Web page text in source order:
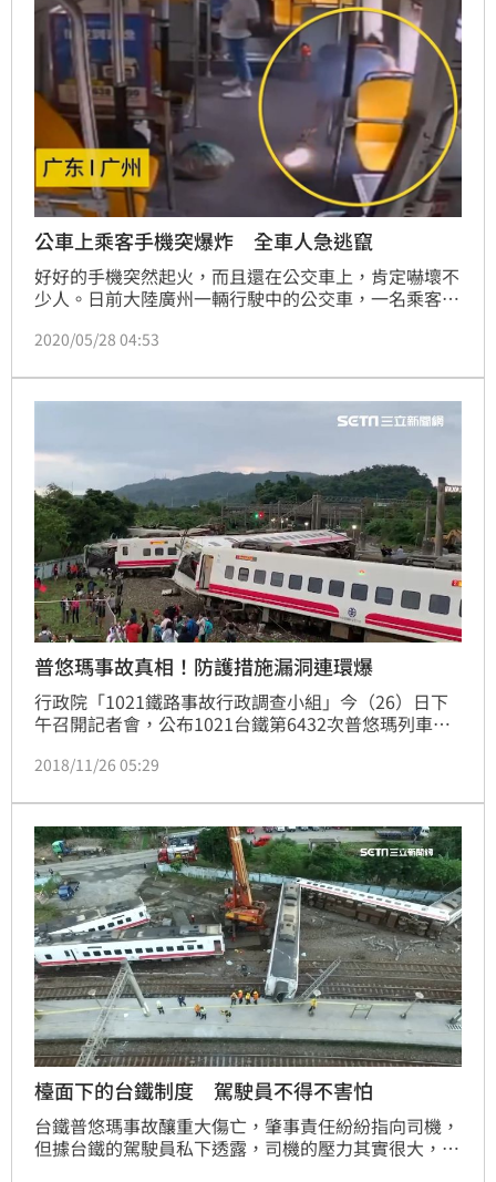
公車上乘客手機突爆炸 全車人急逃竄
好好的手機突然起火，而且還在公交車上，肯定嚇壞不
少人。日前大陸廣州一輛行駛中的公交車，一名乘客的
緊急停靠路邊疏散車上乘客，沒有人受傷。
2020/05/28 04:53
普悠瑪事故真相！防護措施漏洞連環爆
行政院「1021鐵路事故行政調查小組」今（26）日下
午召開記者會，公布1021台鐵第6432次普悠瑪列車新
涉及人員操作、作業程序、機械設備及組織管理等個別
洞，只要問題或異常發生之當下能夠有效處置，本次事
故就不會發生。
2018/11/26 05:29
檯面下的台鐵制度 駕駛員不得不害怕
台鐵普悠瑪事故釀重大傷亡，肇事責任紛紛指向司機，
但據台鐵的駕駛員私下透露，司機的壓力其實很大，只